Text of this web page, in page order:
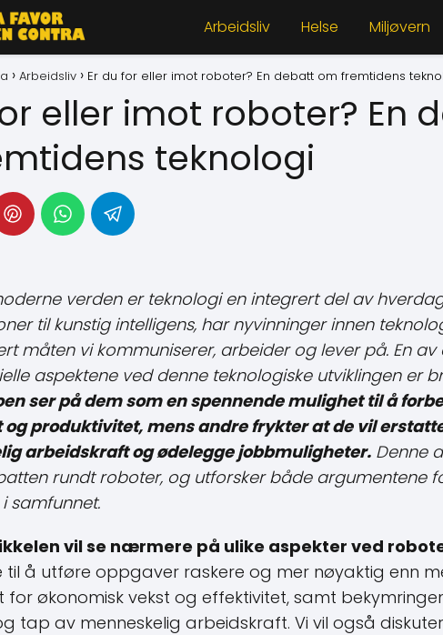
Arbeidsliv Helse Miljøvern
Arbeidsliv Er du for eller imot roboter? En debatt om fremtidens
eller imot roboter? En
teknologi
verden er teknologi en integrert del av
til kunstig intelligens, har nyvinninger innen
måten vi kommuniserer, arbeider og lever på. En av
aspektene ved denne teknologiske utviklingen er
ser på dem som en spennende mulighet til å
produktivitet, mens andre frykter at de vil
arbeidskraft og ødelegge jobbmuligheter. Denne
rundt roboter, og utforsker både argumentene
samfunnet.
vil se nærmere på ulike aspekter ved
til å utføre oppgaver raskere og mer nøyaktig enn
for økonomisk vekst og effektivitet, samt
tap av menneskelig arbeidskraft. Vi vil også